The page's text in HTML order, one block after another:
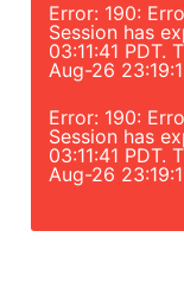
Error: 190:
Session has
03:11:41 PDT.
Aug-26
Error: 190:
Session has
03:11:41 PDT.
Aug-26